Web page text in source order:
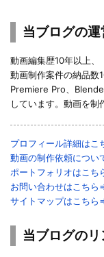
当ブログの運
動画編集歴10年以上、
動画制作案件の納品
Premiere Pro、
しています。動画を制
プロフィール詳細はこ
動画の制作依頼につい
ポートフォリオはこち
お問い合わせはこちら
サイトマップはこちら
当ブログの